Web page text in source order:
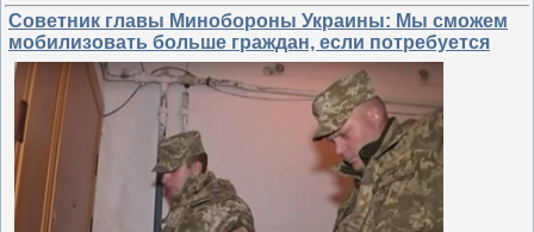
Советник главы Минобороны Украины: Мы сможем
мобилизовать больше граждан, если потребуется